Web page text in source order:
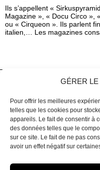
GÉRER
Pour offrir les meilleures
telles que les cookies pour
appareils. Le fait de consentir à
des données telles que le
sur ce site. Le fait de ne pas
avoir un effet négatif sur
Ils s’appellent «
Magazine », « Docu Circo »,
ou « Cirqueon ». Ils parlent
italien,… Les magazines
C!RQ EN CAPITALE EST UN
PERFORMING ARTS [
ALORS
INTERNATIONAL DE
A PROPOS